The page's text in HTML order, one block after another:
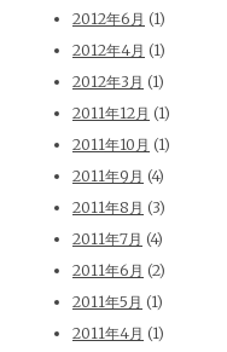
2012年6月 (1)
2012年4月 (1)
2012年3月 (1)
2011年12月 (1)
2011年10月 (1)
2011年9月 (4)
2011年8月 (3)
2011年7月 (4)
2011年6月 (2)
2011年5月 (1)
2011年4月 (1)